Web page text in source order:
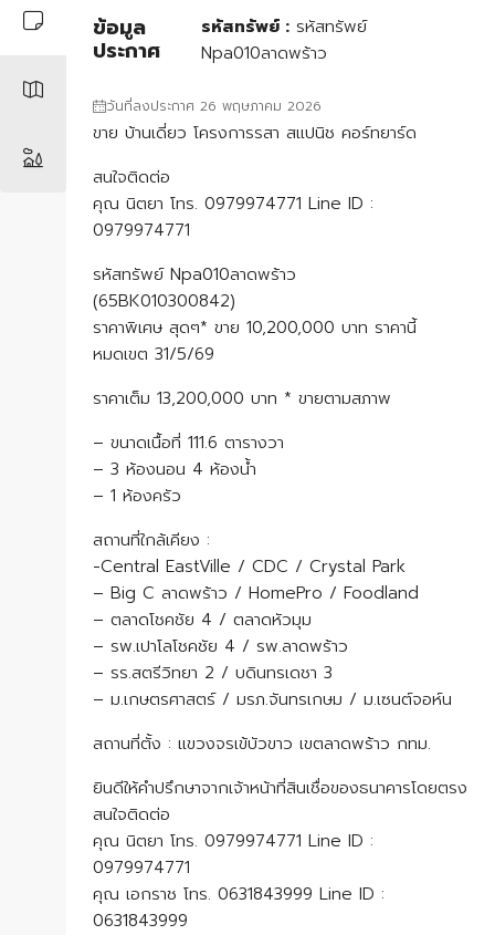
ข้อมูล
ประกาศ
รหัสทรัพย์ :รหัสทรัพย์
Npa010ลาดพร้าว
วันที่ลงประกาศ 26 พฤษภาคม 2026
ขาย บ้านเดี่ยว โครงการรสา สแปนิช คอร์ทยาร์ด
สนใจติดต่อ
คุณ นิตยา โทร. 0979974771 Line ID :
0979974771
รหัสทรัพย์ Npa010ลาดพร้าว
(65BK010300842)
ราคาพิเศษ สุดๆ* ขาย 10,200,000 บาท ราคานี้
หมดเขต 31/5/69
ราคาเต็ม 13,200,000 บาท * ขายตามสภาพ
– ขนาดเนื้อที่ 111.6 ตารางวา
– 3 ห้องนอน 4 ห้องน้ำ
– 1 ห้องครัว
สถานที่ใกล้เคียง :
-Central EastVille / CDC / Crystal Park
– Big C ลาดพร้าว / HomePro / Foodland
– ตลาดโชคชัย 4 / ตลาดหัวมุม
– รพ.เปาโลโชคชัย 4 / รพ.ลาดพร้าว
– รร.สตรีวิทยา 2 / บดินทรเดชา 3
– ม.เกษตรศาสตร์ / มรภ.จันทรเกษม / ม.เซนต์จอห์น
สถานที่ตั้ง : แขวงจรเข้บัวขาว เขตลาดพร้าว กทม.
ยินดีให้คำปรึกษาจากเจ้าหน้าที่สินเชื่อของธนาคารโดยตรง
สนใจติดต่อ
คุณ นิตยา โทร. 0979974771 Line ID :
0979974771
คุณ เอกราช โทร. 0631843999 Line ID :
0631843999